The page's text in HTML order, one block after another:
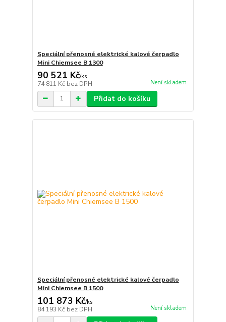
Speciální přenosné elektrické kalové čerpadlo
Mini Chiemsee B 1300
90 521 Kč/ks
74 811 Kč bez DPH Není skladem
Přidat do košíku
Speciální přenosné elektrické kalové čerpadlo
Mini Chiemsee B 1500
101 873 Kč/ks
84 193 Kč bez DPH Není skladem